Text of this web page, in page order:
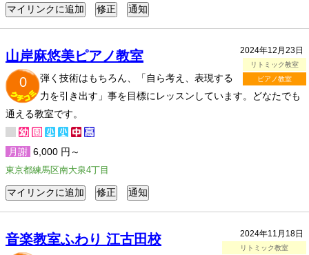
2024年12月23日
リトミック教室
ピアノ教室
山岸麻悠美ピアノ教室
0
弾く技術はもちろん、「自ら考え、表現する
力を引き出す」事を目標にレッスンしています。どなたでも
通える教室です。
月謝 6,000 円～
東京都練馬区南大泉4丁目
2024年11月18日
リトミック教室
音楽教室ふわり 江古田校